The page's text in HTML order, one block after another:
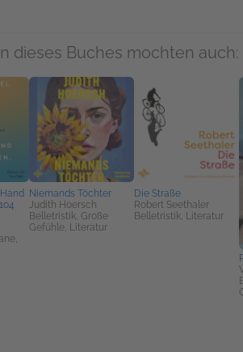
dieses Buches mochten auch:
Niemands Töchter
Judith Hoersch
Belletristik, Große
Gefühle, Literatur
Die Straße
Robert Seethaler
Belletristik, Literatur